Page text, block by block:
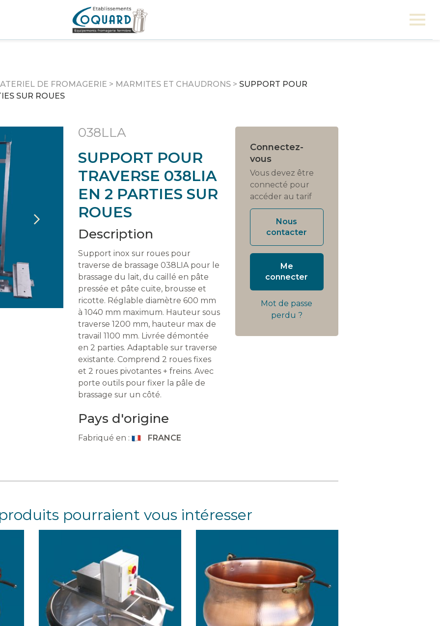
DE FROMAGERIE > MARMITES ET CHAUDRONS > SUPPORT POUR
SUR ROUES
038LLA
SUPPORT POUR
TRAVERSE 038LIA
EN 2 PARTIES SUR
ROUES
Description
Support inox sur roues pour
traverse de brassage 038LIA pour le
brassage du lait, du caillé en pâte
pressée et pâte cuite, brousse et
ricotte. Réglable diamètre 600 mm
à 1040 mm maximum. Hauteur sous
traverse 1200 mm, hauteur max de
travail 1100 mm. Livrée démontée
en 2 parties. Adaptable sur traverse
existante. Comprend 2 roues fixes
et 2 roues pivotantes + freins. Avec
porte outils pour fixer la pâle de
brassage sur un côté.
Pays d'origine
Fabriqué en : FRANCE
Connectez-
vous
Vous devez être
connecté pour
accéder au tarif
Nous
contacter
Me
connecter
Mot de passe
perdu ?
pourraient vous intéresser